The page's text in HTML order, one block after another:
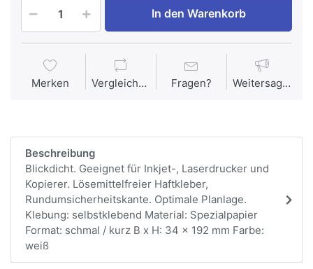
In den Warenkorb
Merken Vergleichen Fragen? Weitersagen
Beschreibung
Blickdicht. Geeignet für Inkjet-, Laserdrucker und
Kopierer. Lösemittelfreier Haftkleber,
Rundumsicherheitskante. Optimale Planlage.
Klebung: selbstklebend Material: Spezialpapier
Format: schmal / kurz B x H: 34 x 192 mm Farbe:
weiß